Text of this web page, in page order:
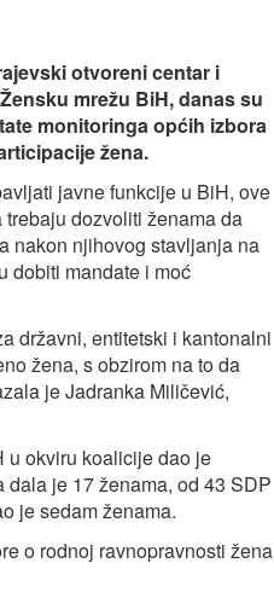
otvoreni centar i
mrežu BiH, danas su
monitoringa općih izbora
žena.
javne funkcije u BiH, ove
dozvoliti ženama da
nakon njihovog stavljanja na
dobiti mandate i moć
državni, entitetski i kantonalni
žena, s obzirom na to da
je Jadranka Miličević,
u okviru koalicije dao je
je 17 ženama, od 43 SDP
je sedam ženama.
o rodnoj ravnopravnosti žena